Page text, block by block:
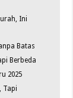
Ini
Batas
Berbeda
2025
Tapi